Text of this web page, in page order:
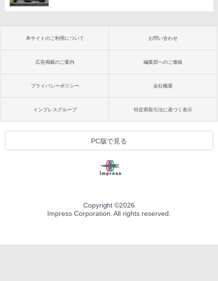
本サイトのご利用について お問い合わせ
広告掲載のご案内 編集部へのご連絡
プライバシーポリシー 会社概要
インプレスグループ 特定商取引法に基づく表示
PC版で見る
Copyright ©2026
Impress Corporation. All rights reserved.